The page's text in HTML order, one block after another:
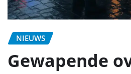
NIEUWS
Gewapende